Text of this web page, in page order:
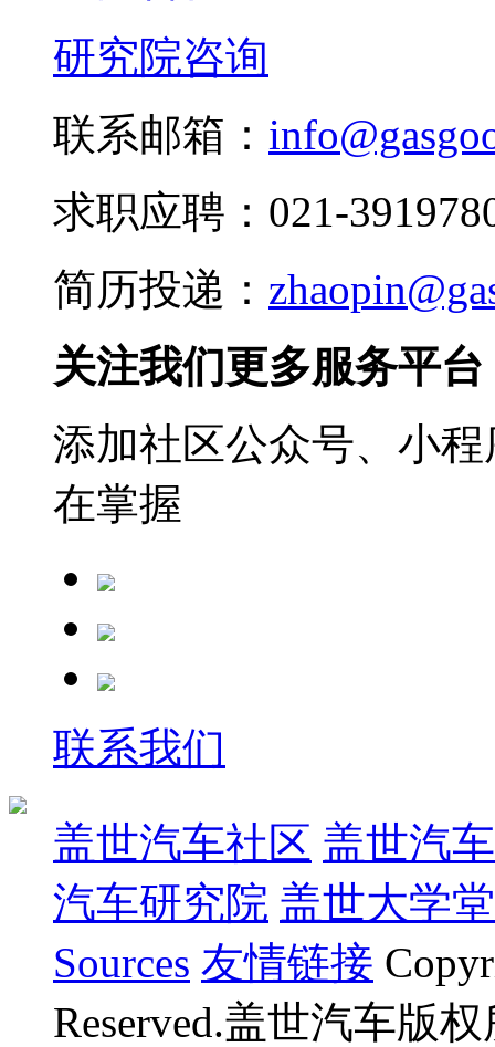
研究院咨询
联系邮箱：
求职应聘：021-
简历投递：
关注我们更多服务平台
添加社区公众号、小
在掌握
联系我们
盖世汽车社区 盖世汽
汽车研究院 盖世大学堂
Sources 友情链接
Reserved.盖世汽车版